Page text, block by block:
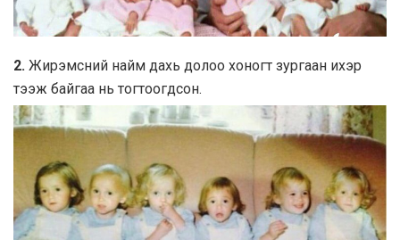
2. Жирэмсний найм дахь долоо хоногт зургаан ихэр
тээж байгаа нь тогтоогдсон.